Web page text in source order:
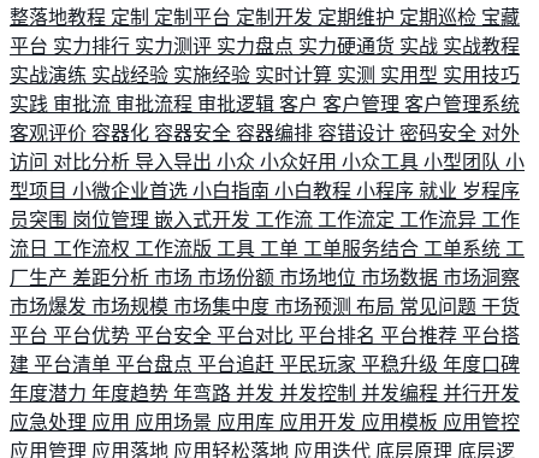
整落地教程 定制 定制平台 定制开发 定期维护 定期巡检 宝藏
平台 实力排行 实力测评 实力盘点 实力硬通货 实战 实战教程
实战演练 实战经验 实施经验 实时计算 实测 实用型 实用技巧
实践 审批流 审批流程 审批逻辑 客户 客户管理 客户管理系统
客观评价 容器化 容器安全 容器编排 容错设计 密码安全 对外
访问 对比分析 导入导出 小众 小众好用 小众工具 小型团队 小
型项目 小微企业首选 小白指南 小白教程 小程序 就业 岁程序
员突围 岗位管理 嵌入式开发 工作流 工作流定 工作流异 工作
流日 工作流权 工作流版 工具 工单 工单服务结合 工单系统 工
厂生产 差距分析 市场 市场份额 市场地位 市场数据 市场洞察
市场爆发 市场规模 市场集中度 市场预测 布局 常见问题 干货
平台 平台优势 平台安全 平台对比 平台排名 平台推荐 平台搭
建 平台清单 平台盘点 平台追赶 平民玩家 平稳升级 年度口碑
年度潜力 年度趋势 年弯路 并发 并发控制 并发编程 并行开发
应急处理 应用 应用场景 应用库 应用开发 应用模板 应用管控
应用管理 应用落地 应用轻松落地 应用迭代 底层原理 底层逻